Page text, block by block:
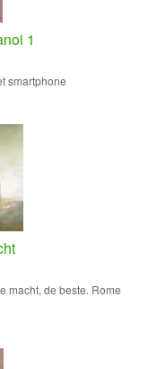
1
smartphone
macht, de beste. Rome